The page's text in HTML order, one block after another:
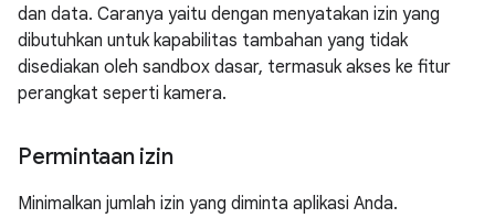
dan data. Caranya yaitu dengan menyatakan izin yang
dibutuhkan untuk kapabilitas tambahan yang tidak
disediakan oleh sandbox dasar, termasuk akses ke fitur
perangkat seperti kamera.
Permintaan izin
Minimalkan jumlah izin yang diminta aplikasi Anda.